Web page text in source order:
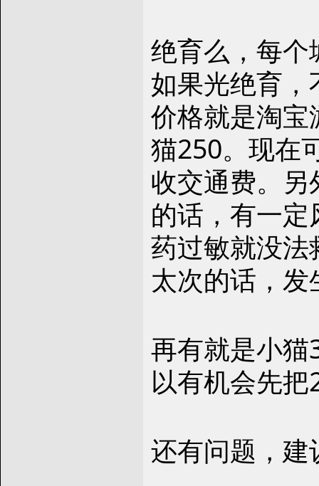
绝育么，每
如果光绝育
价格就是淘
猫250。现在
收交通费。
的话，有一
药过敏就没
太次的话，
再有就是小
以有机会先
还有问题，